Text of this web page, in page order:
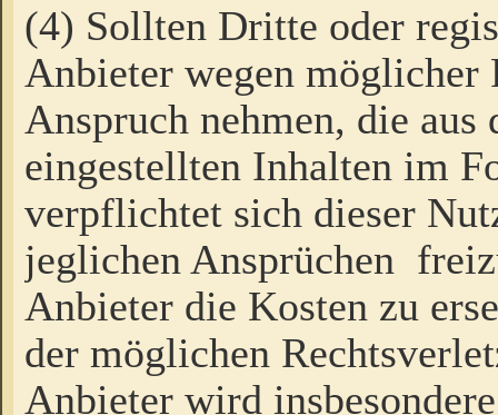
(4) Sollten Dritte oder
Anbieter wegen möglicher
Anspruch nehmen, die
eingestellten Inhalten im
verpflichtet sich dieser
jeglichen Ansprüchen
Anbieter die Kosten zu
der möglichen
Anbieter wird